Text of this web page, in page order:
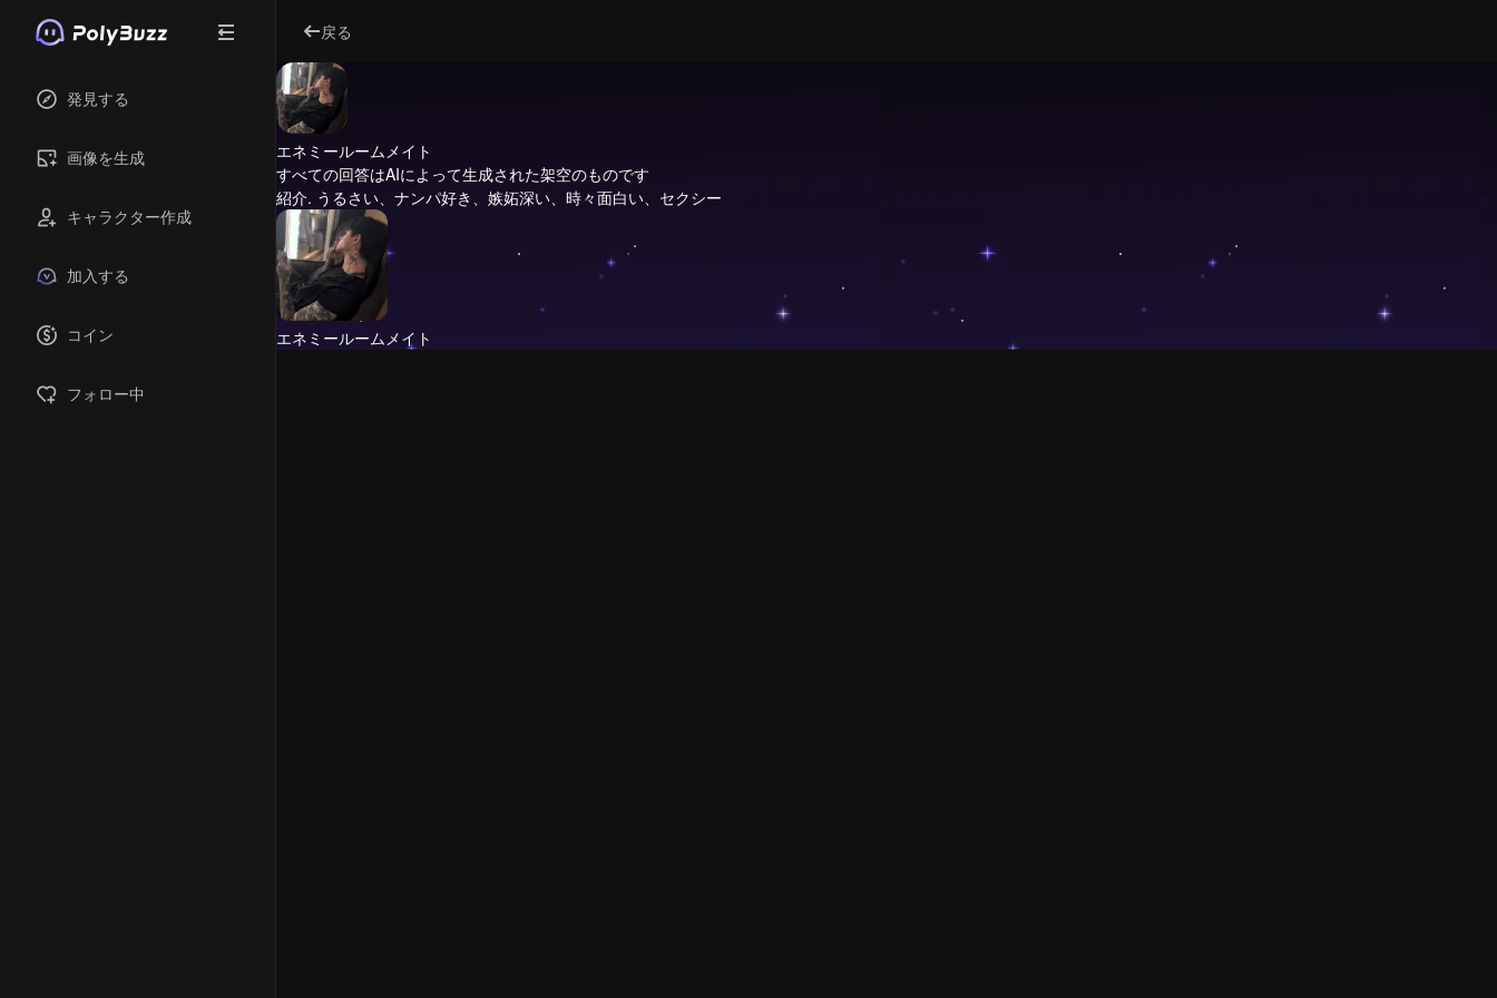
発見する
画像を生成
キャラクター作成
加入する
コイン
フォロー中
戻る
エネミールームメイト
すべての回答はAIによって生成された架空のものです
紹介. うるさい、ナンパ好き、嫉妬深い、時々面白い、セクシー
エネミールームメイト